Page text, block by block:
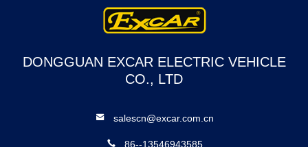
DONGGUAN EXCAR ELECTRIC VEHICLE
CO., LTD
salescn@excar.com.cn
86--13546943585